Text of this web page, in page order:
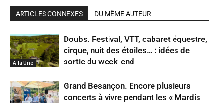
ARTICLES CONNEXES DU MÊME AUTEUR
A la Une
Doubs. Festival, VTT, cabaret équestre,
cirque, nuit des étoiles… : idées de
sortie du week-end
Grand Besançon. Encore plusieurs
concerts à vivre pendant les « Mardis